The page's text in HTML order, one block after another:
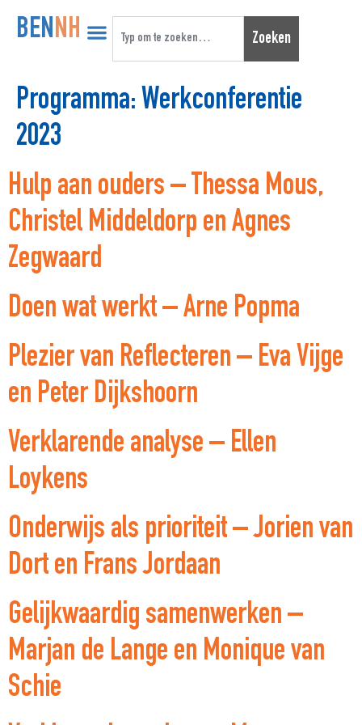
BENNH Zoeken
Programma: Werkconferentie
2023
Hulp aan ouders – Thessa Mous,
Christel Middeldorp en Agnes
Zegwaard
Doen wat werkt – Arne Popma
Plezier van Reflecteren – Eva Vijge
en Peter Dijkshoorn
Verklarende analyse – Ellen
Loykens
Onderwijs als prioriteit – Jorien van
Dort en Frans Jordaan
Gelijkwaardig samenwerken –
Marjan de Lange en Monique van
Schie